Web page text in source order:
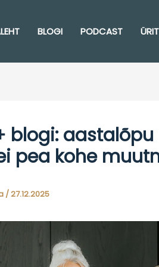
BLOGI PODCAST
blogi:
pea kohe
/27.12.2025